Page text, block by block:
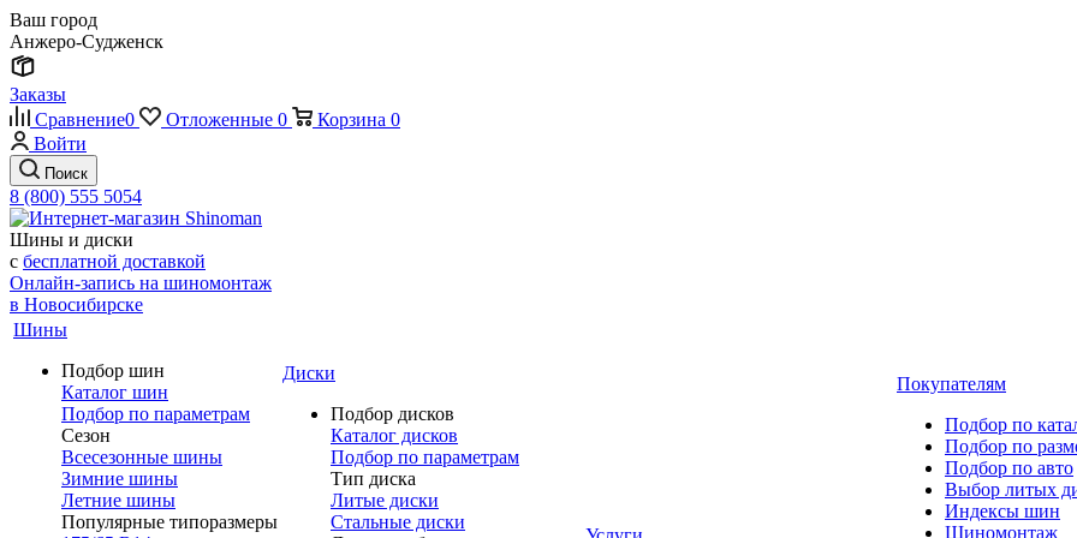
Ваш город
Анжеро-Судженск
Заказы
Сравнение0 Отложенные 0 Корзина 0
Войти
Поиск
8 (800) 555 5054
Шины и диски
с бесплатной доставкой
Онлайн-запись на шиномонтаж
в Новосибирске
Шины
Подбор шин
Каталог шин
Подбор по параметрам
Сезон
Всесезонные шины
Зимние шины
Летние шины
Популярные типоразмеры
Диски
Подбор дисков
Каталог дисков
Подбор по параметрам
Тип диска
Литые диски
Стальные диски
Покупателям
Подбор по
Подбор по
Подбор по авто
Выбор литых
Индексы шин
Шиномонтаж